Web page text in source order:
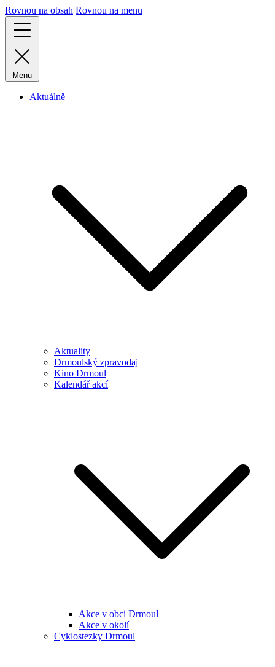
Rovnou na obsah Rovnou na menu
Menu
Aktuálně
Aktuality
Drmoulský zpravodaj
Kino Drmoul
Kalendář akcí
Akce v obci Drmoul
Akce v okolí
Cyklostezky Drmoul